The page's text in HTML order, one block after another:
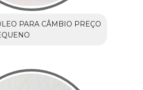
PARA CÂMBIO PREÇO